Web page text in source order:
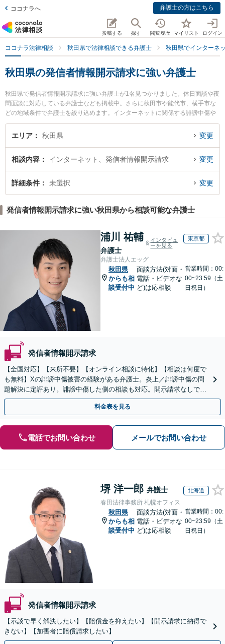
ココナラへ 弁護士の方はこちら
投稿する 探す 閲覧履歴 マイリスト ログイン
ココナラ法律相談 秋田県で法律相談できる弁護士 秋田県でインターネ
秋田県の発信者情報開示請求に強い弁護士
秋田県で発信者情報開示請求に強い弁護士が1名見つかりました。休日面談や夜
間面談に対応している弁護士なども掲載中。さらに秋田市や能代市、横手市な
どの地域条件で弁護士を絞り込めます。インターネットに関係する誹謗中傷や
名誉毀損、個人特定等の細かな分野での絞り込み検索もでき便利です。特に田
中法律事務所の田中 伸顕弁護士のプロフィール情報や弁護士費用、強みなどが
の実績豊富な近くの弁護士を検索したい』『初回相談無料で発信者情報開示請
求を法律相談できる秋田県内の弁護士に相談予約したい』などでお困りの相談
者さんにおすすめです。
エリア 秋田県 変更
相談内容 インターネット、発信者情報開示請求 変更
詳細条件 未選択 変更
発信者情報開示請求に強い秋田県から相談可能な弁護士
浦川 祐輔
弁護士
インタビュ
ーを見る
東京都
弁護士法人エッグ
秋田県
からも相
談受付中
面談方法(対面・
電話・ビデオな
ど)は応相談
営業時間：00:
00~23:59（土
日祝日）
発信者情報開示請求
【全国対応】【来所不要】【オンライン相談に特化】【相談は何度で
も無料】Xの誹謗中傷被害の経験がある弁護士。炎上／誹謗中傷の問
題解決に定評あり。誹謗中傷した側の相談も対応。開示請求なしで本
人の特定ができる場合もあり。
料金表を見る
電話でお問い合わせ メールでお問い合わせ
堺 洋一郎 弁護士 北海道
春田法律事務所 札幌オフィス
秋田県
からも相
談受付中
面談方法(対面・
電話・ビデオな
ど)は応相談
営業時間：00:
00~23:59（土
日祝日）
発信者情報開示請求
【示談で早く解決したい】【賠償金を抑えたい】【開示請求に納得で
きない】【加害者に賠償請求したい】